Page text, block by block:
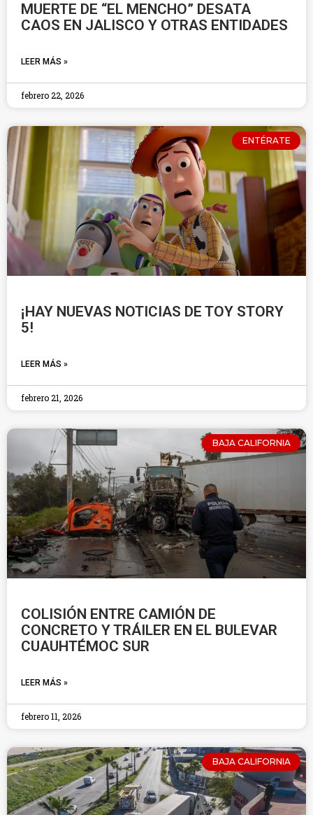
MUERTE DE “EL MENCHO” DESATA
CAOS EN JALISCO Y OTRAS ENTIDADES
LEER MÁS »
febrero 22, 2026
ENTÉRATE
¡HAY NUEVAS NOTICIAS DE TOY STORY
5!
LEER MÁS »
febrero 21, 2026
BAJA CALIFORNIA
COLISIÓN ENTRE CAMIÓN DE
CONCRETO Y TRÁILER EN EL BULEVAR
CUAUHTÉMOC SUR
LEER MÁS »
febrero 11, 2026
BAJA CALIFORNIA